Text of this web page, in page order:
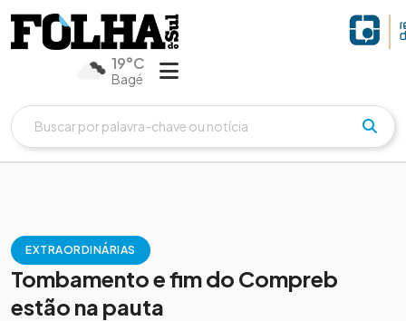
19°C
Bagé
EXTRAORDINÁRIAS
Tombamento e fim do Compreb
estão na pauta